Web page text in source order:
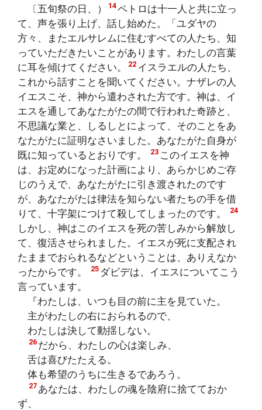
〔五旬祭の日、） 14ペトロは十一人と共に立っ
て、声を張り上げ、話し始めた。「ユダヤの
方々、またエルサレムに住むすべての人たち、知
っていただきたいことがあります。わたしの言葉
に耳を傾けてください。
22 イスラエルの人たち、
これから話すことを聞いてください。ナザレの人
イエスこそ、神から遣わされた方です。神は、イ
エスを通してあなたがたの間で行われた奇跡と、
不思議な業と、しるしとによって、そのことをあ
なたがたに証明なさいました。あなたがた自身が
既に知っているとおりです。
23 このイエスを神
は、お定めになった計画により、あらかじめご存
じのうえで、あなたがたに引き渡されたのです
が、あなたがたは律法を知らない者たちの手を借
りて、十字架につけて殺してしまったのです。
24
しかし、神はこのイエスを死の苦しみから解放し
て、復活させられました。イエスが死に支配され
たままでおられるなどということは、ありえなか
ったからです。
25 ダビデは、イエスについてこう
言っています。
『わたしは、いつも目の前に主を見ていた。
主がわたしの右におられるので、
わたしは決して動揺しない。
26 だから、わたしの心は楽しみ、
舌は喜びたたえる。
体も希望のうちに生きるであろう。
27 あなたは、わたしの魂を陰府に捨てておか
ず、